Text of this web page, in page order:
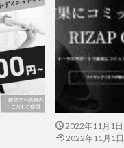
2022年11月1日
2022年11月1日